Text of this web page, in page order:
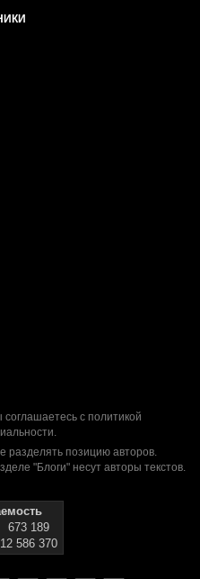
с политикой
.
разделять позицию авторов.
"Блоги" несут авторы текстов.
673 189
12 586 370